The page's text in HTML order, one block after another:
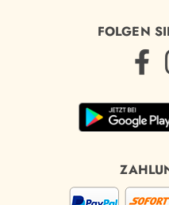
FOLGEN